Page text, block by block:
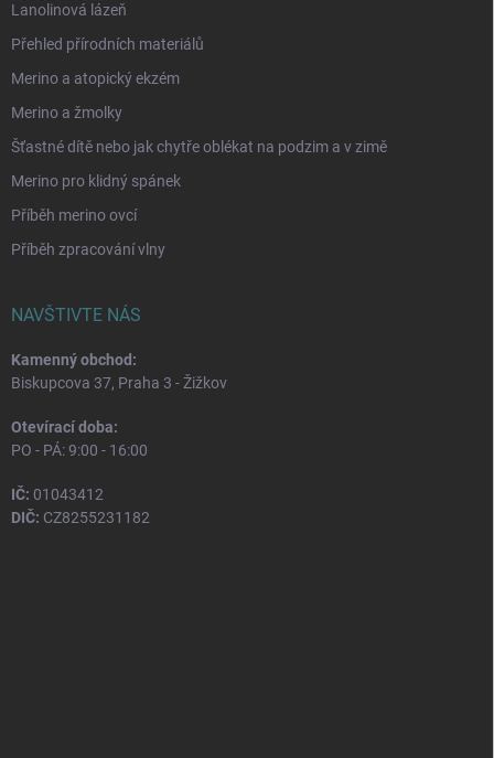
Lanolinová lázeň
Přehled přírodních materiálů
Merino a atopický ekzém
Merino a žmolky
Šťastné dítě nebo jak chytře oblékat na podzim a v zimě
Merino pro klidný spánek
Příběh merino ovcí
Příběh zpracování vlny
NAVŠTIVTE NÁS
Kamenný obchod:
Biskupcova 37, Praha 3 - Žižkov
Otevírací doba:
PO - PÁ: 9:00 - 16:00
IČ: 01043412
DIČ: CZ8255231182